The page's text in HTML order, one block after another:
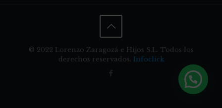
© 2022 Lorenzo Zaragozá e Hijos S.L. Todos los
derechos reservados. Infoclick